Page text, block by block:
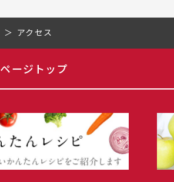
アクセス
ページトップ